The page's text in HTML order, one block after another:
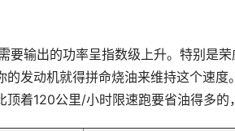
要输出的功率呈指数级上升。特别是
的发动机就得拼命烧油来维持这个速
着120公里/小时限速跑要省油得多的